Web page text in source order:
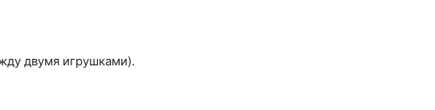
двумя игрушками).